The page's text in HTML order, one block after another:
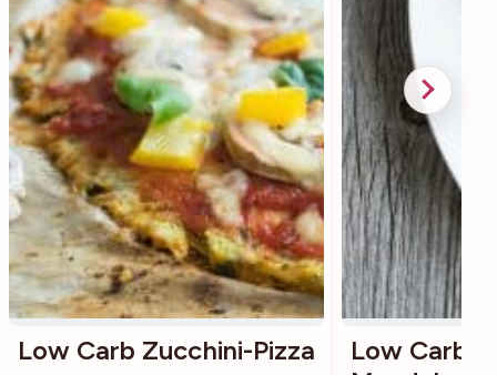
Low Carb Zucchini-Pizza
Low Carb